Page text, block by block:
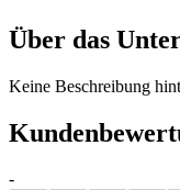
Über das
Keine Beschreibung
-